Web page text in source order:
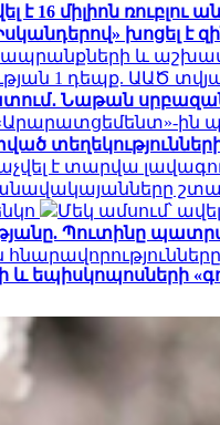
է 16 միլիոն
խոցել
ապրանքների և
1 դեպք. ԱԱԾ
Նաթան
ին
տեղեկությունների,
է տարվա
Մեկ ամսում՝
Պուտինը